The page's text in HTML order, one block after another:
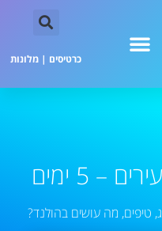
כרטיסים | מלונות
5 ימים
, טיפים, מה עושים בהולנד?